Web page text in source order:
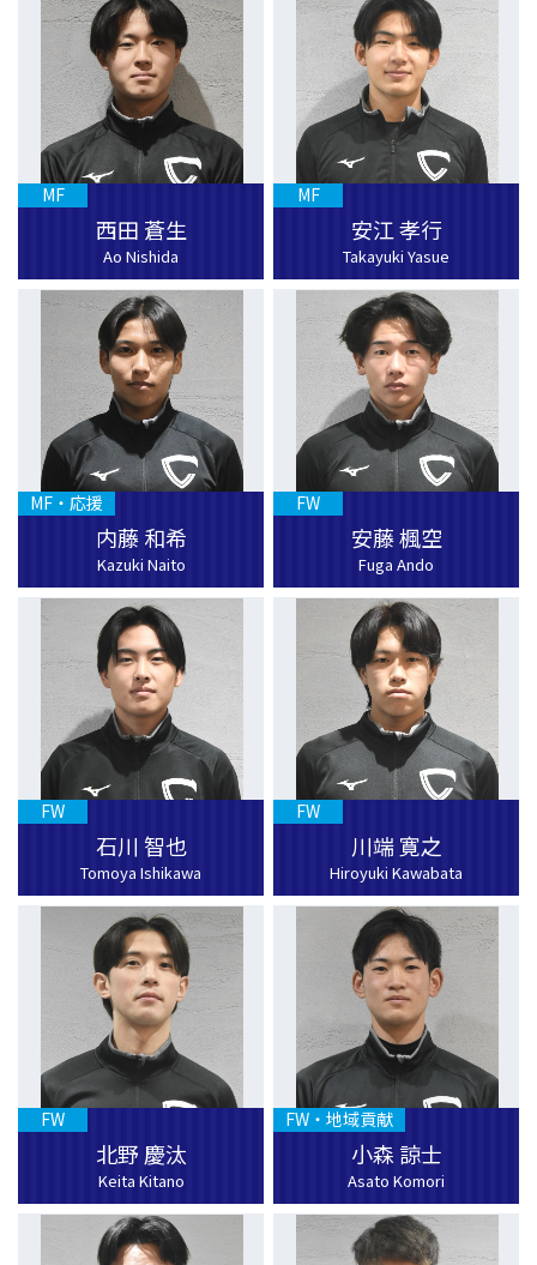
西田 蒼生
Ao Nishida
MF
安江 孝行
Takayuki Yasue
MF
内藤 和希
Kazuki Naito
MF・応援
安藤 楓空
Fuga Ando
FW
石川 智也
Tomoya Ishikawa
FW
川端 寛之
Hiroyuki Kawabata
FW
北野 慶汰
Keita Kitano
FW
小森 諒士
Asato Komori
FW・地域貢献